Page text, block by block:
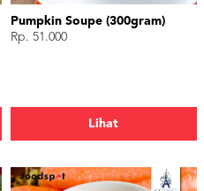
Pumpkin Soupe (300gram)
Rp. 51.000
Lihat